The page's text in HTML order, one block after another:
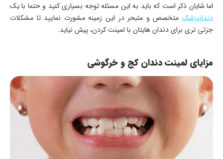
اما شایان ذکر است که باید به این مسئله توجه بسیاری کنید و حتما با یک
دندانپزشک متخصص و متبحر در این زمینه مشورت نمایید تا مشکلات
جزئی تری برای دندان هایتان با لمینت کردن، پیش نیاید.
مزایای لمینت دندان کج و خرگوشی